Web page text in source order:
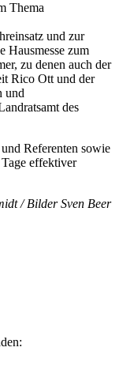
Thema
und zur
Hausmesse zum
zu denen auch der
Rico Ott und der
und
des
Referenten sowie
effektiver
/ Bilder Sven Beer